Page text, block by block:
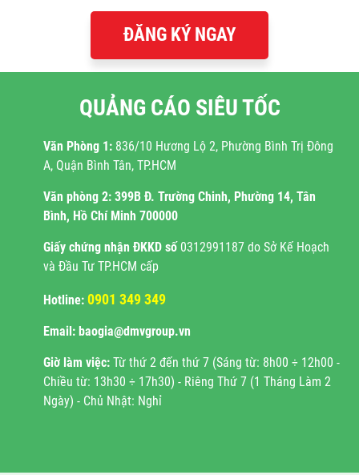
QUẢNG CÁO SIÊU TỐC
Văn Phòng 1: 836/10 Hương Lộ 2, Phường Bình Trị Đông
A, Quận Bình Tân, TP.HCM
Văn phòng 2: 399B Đ. Trường Chinh, Phường 14, Tân
Bình, Hồ Chí Minh 700000
Giấy chứng nhận ĐKKD số 0312991187 do Sở Kế Hoạch
và Đầu Tư TP.HCM cấp
Hotline: 0901 349 349
Email: baogia@dmvgroup.vn
Giờ làm việc: Từ thứ 2 đến thứ 7 (Sáng từ: 8h00 ÷ 12h00 -
Chiều từ: 13h30 ÷ 17h30) - Riêng Thứ 7 (1 Tháng Làm 2
Ngày) - Chủ Nhật: Nghỉ
ĐĂNG KÝ NGAY